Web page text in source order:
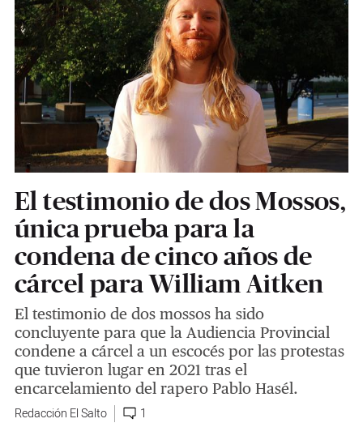
El testimonio de dos Mossos,
única prueba para la
condena de cinco años de
cárcel para William Aitken
El testimonio de dos mossos ha sido
concluyente para que la Audiencia Provincial
condene a cárcel a un escocés por las protestas
que tuvieron lugar en 2021 tras el
encarcelamiento del rapero Pablo Hasél.
Redacción El Salto 1